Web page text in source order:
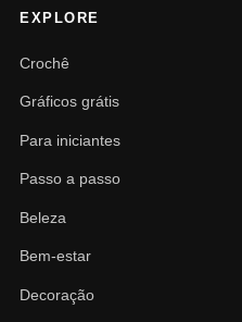
EXPLORE
Crochê
Gráficos grátis
Para iniciantes
Passo a passo
Beleza
Bem-estar
Decoração